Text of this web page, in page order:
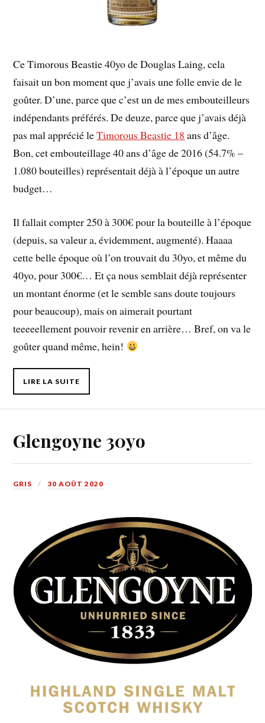
Ce Timorous Beastie 40yo de Douglas Laing, cela
faisait un bon moment que j’avais une folle envie de le
goûter. D’une, parce que c’est un de mes embouteilleurs
indépendants préférés. De deuze, parce que j’avais déjà
pas mal apprécié leTimorous Beastie 18 ans d’âge.
Bon, cet embouteillage 40 ans d’âge de 2016 (54.7% –
1.080 bouteilles) représentait déjà à l’époque un autre
budget…
Il fallait compter 250 à 300€ pour la bouteille à l’époque
(depuis, sa valeur a, évidemment, augmenté). Haaaa
cette belle époque où l’on trouvait du 30yo, et même du
40yo, pour 300€… Et ça nous semblait déjà représenter
un montant énorme (et le semble sans doute toujours
pour beaucoup), mais on aimerait pourtant
teeeeellement pouvoir revenir en arrière… Bref, on va le
goûter quand même, hein!
LIRE LA SUITE
Glengoyne 30yo
GRIS 30 AOÛT 2020